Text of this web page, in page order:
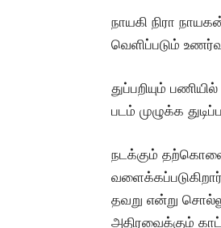
நாயகி நிரா
வெளிப்படும்
துப்பறியும்
படம் முழுக்க
நடக்கும்
தவறு என்று
அதிரவைக்கும்